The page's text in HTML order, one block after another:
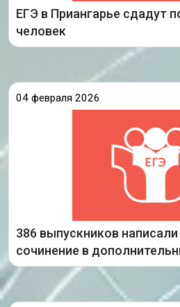
ЕГЭ в Приангарье сдадут
человек
Подробнее
04 февраля 2026
386 выпускников
сочинение в
3 декабря 2025 года
Это было первое
успешное прохождение
из